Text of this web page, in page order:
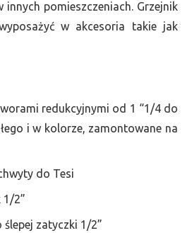
pomieszczeniach. Grzejnik
w akcesoria takie jak
redukcyjnymi od 1 “1/4 do
i w kolorze, zamontowane na
do Tesi
2”
zatyczki 1/2”